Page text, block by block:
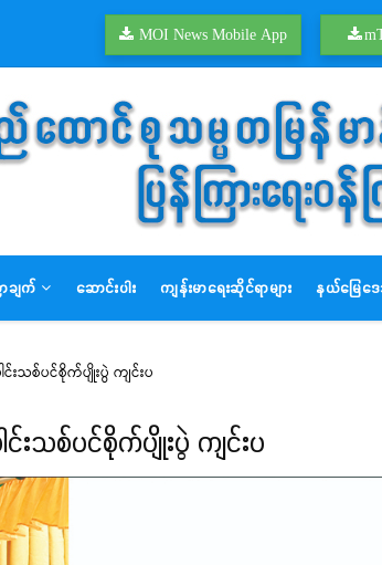
MOI News Mobile App
ချက် ဆောင်းပါး ကျန်းမာရေးဆိုင်ရာများ နယ်မြေဒ
းသစ်ပင်စိုက်ပျိုးပွဲ ကျင်းပ
င်းသစ်ပင်စိုက်ပျိုးပွဲ ကျင်းပ